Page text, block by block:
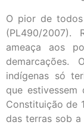
O pior de todos
(PL490/2007).
ameaça aos
indígenas só
que estivessem
Constituição de
das terras sob